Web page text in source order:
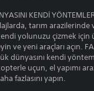
KENDİ
tarım arazilerinde
yolunuzu çizmek için
ve yeni araçları açın.
dünyasını kendi
uçun, el yapımı
fazlasını yapın.